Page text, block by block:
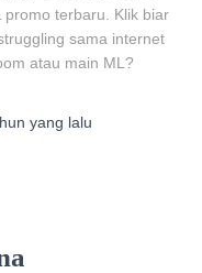
promo terbaru. Klik biar
sama internet
atau main ML?
yang lalu